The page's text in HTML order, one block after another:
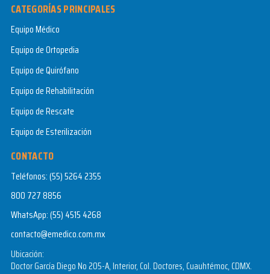
CATEGORÍAS PRINCIPALES
Equipo Médico
Equipo de Ortopedia
Equipo de Quirófano
Equipo de Rehabilitación
Equipo de Rescate
Equipo de Esterilización
CONTACTO
Teléfonos:(55) 5264 2355
800 727 8856
WhatsApp:(55) 4515 4268
contacto@emedico.com.mx
Ubicación:
Doctor García Diego No 205-A, Interior, Col. Doctores, Cuauhtémoc, CDMX.